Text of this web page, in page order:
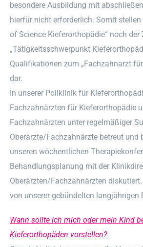
besondere Ausbildung mit
hierfür nicht erforderlich. Somit stellen
of Science Kieferorthopädie“ noch
„Tätigkeitsschwerpunkt
Qualifikationen zum „Fachzahnarzt
dar.
In unserer Poliklinik für
Fachzahnärzten für Kieferorthopädie
Fachzahnärzten unter regelmäßiger
Oberärzte/Fachzahnärzte betreut und
unseren wöchentlichen
Behandlungsplanung mit der
Oberärzten/Fachzahnärzten
von unserer gebündelten langjährigen
Wann sollte ich mich oder mein Kind
Kieferorthopäden vorstellen?